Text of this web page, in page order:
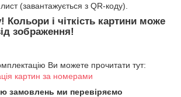
(завантажується з QR-коду).
Кольори і чіткість картини може
зображення!
Ви можете прочитати тут:
картин за номерами
замовлень ми перевіряємо